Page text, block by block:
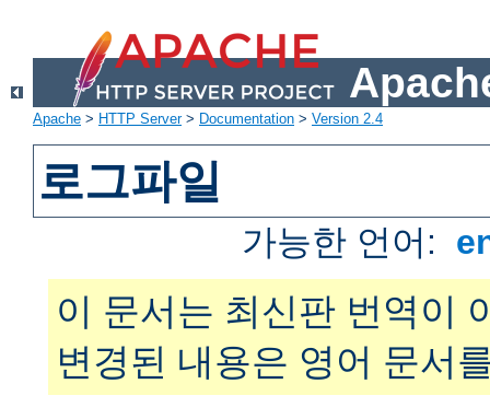
Apache > HTTP Server> Documentation > Version 2.4
로그파일
가능한 언어:
이 문서는 최신판 번역이
변경된 내용은 영어 문서